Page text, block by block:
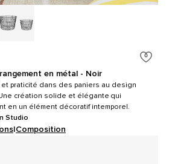
en métal - Noir
praticité dans des paniers au design
création solide et élégante qui
en un élément décoratif intemporel.
Studio
|Composition